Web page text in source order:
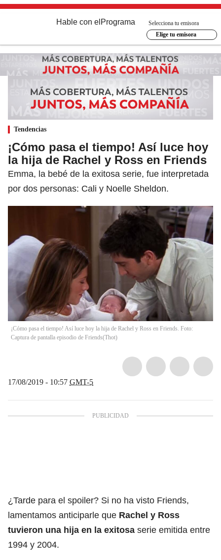
Hable con el Programa
Selecciona tu emisora
Elige tu emisora
Tendencias
¡Cómo pasa el tiempo! Así luce hoy
la hija de Rachel y Ross en Friends
Emma, la bebé de la exitosa serie, fue interpretada
por dos personas: Cali y Noelle Sheldon.
¡Cómo pasa el tiempo! Así luce hoy la hija de Rachel y Ross en Friends. Foto:
Captura de pantalla episodio de Friends(Thot)
17/08/2019 - 10:57 GMT-5
¿Tarde para el spoiler? Si no ha visto Friends,
lamentamos anticiparle que Rachel y Ross
tuvieron una hija en la exitosa serie emitida entre
1994 y 2004.